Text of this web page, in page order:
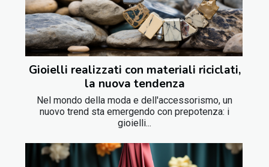
Gioielli realizzati con materiali riciclati,
la nuova tendenza
Nel mondo della moda e dell'accessorismo, un
nuovo trend sta emergendo con prepotenza: i
gioielli...